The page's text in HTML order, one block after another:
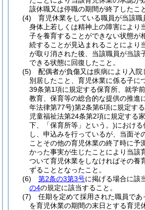
該休職又は停職の期間が終了したこと
(4)
育児休業をしている職員が当該職
身体上若しくは精神上の障害により
子を養育することができない状態が
続することが見込まれることにより
が取り消された後、当該職員が当該
できる状態に回復したこと。
(5)
配偶者が負傷又は疾病により入院
別居したこと、育児休業に係る子に
39条第1項に規定する保育所、就学
教育、保育等の総合的な提供の推進
年法律第77号)第2条第6項に規定す
児童福祉法第24条第2項に規定する
下、「保育所等」という。)における
し、申込みを行っているが、当面そ
ことその他の育児休業の終了時に予
かった事実が生じたことにより当該
ついて育児休業をしなければその養
ずることとなったこと。
(6)
第2条の3第3号に掲げる場合に該
の4の規定に該当すること。
(7)
任期を定めて採用された職員であ
を育児休業の期間の末日とする育児